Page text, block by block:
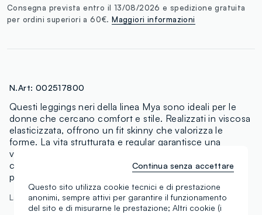
Consegna prevista entro il 13/08/2026 e spedizione gratuita
per ordini superiori a 60€.Maggiori informazioni
N.Art: 002517800
Questi leggings neri della linea Mya sono ideali per le
donne che cercano comfort e stile. Realizzati in viscosa
elasticizzata, offrono un fit skinny che valorizza le
forme. La vita strutturata e regular garantisce una
vestibilità perfetta. Questi leggings sono pensati per
creare look eleganti e moderni durante la stagione
primaverile ed estiva.
La modella è alta 181 cm ed indossa una S
Questo sito utilizza cookie tecnici e di prestazione
anonimi, sempre attivi per garantire il funzionamento
del sito e di misurarne le prestazione; Altri cookie (i
Continua senza accettare